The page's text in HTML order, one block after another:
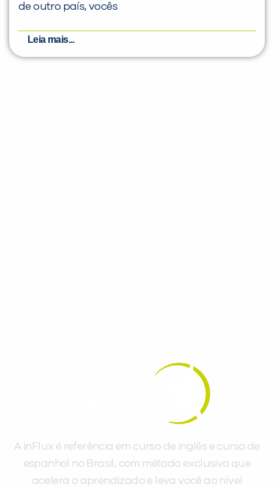
de outro país, vocês
Leia mais...
A inFlux é referência em curso de inglês e curso de
espanhol no Brasil, com método exclusivo que
acelera o aprendizado e leva você ao nível